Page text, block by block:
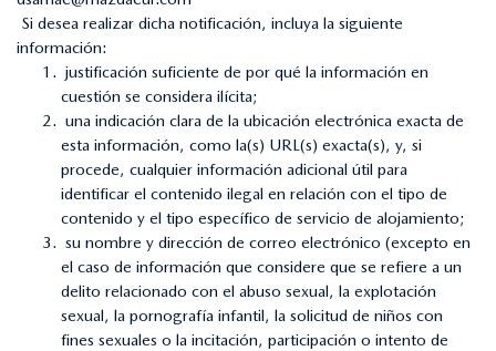
Si desea realizar dicha notificación, incluya la siguiente
información:
justificación suficiente de por qué la información en
cuestión se considera ilícita;
una indicación clara de la ubicación electrónica exacta de
esta información, como la(s) URL(s) exacta(s), y, si
procede, cualquier información adicional útil para
identificar el contenido ilegal en relación con el tipo de
contenido y el tipo específico de servicio de alojamiento;
su nombre y dirección de correo electrónico (excepto en
el caso de información que considere que se refiere a un
delito relacionado con el abuso sexual, la explotación
sexual, la pornografía infantil, la solicitud de niños con
fines sexuales o la incitación, participación o intento de